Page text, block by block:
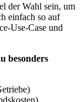
der Wahl sein, um
einfach so auf
Use-Case und
besonders